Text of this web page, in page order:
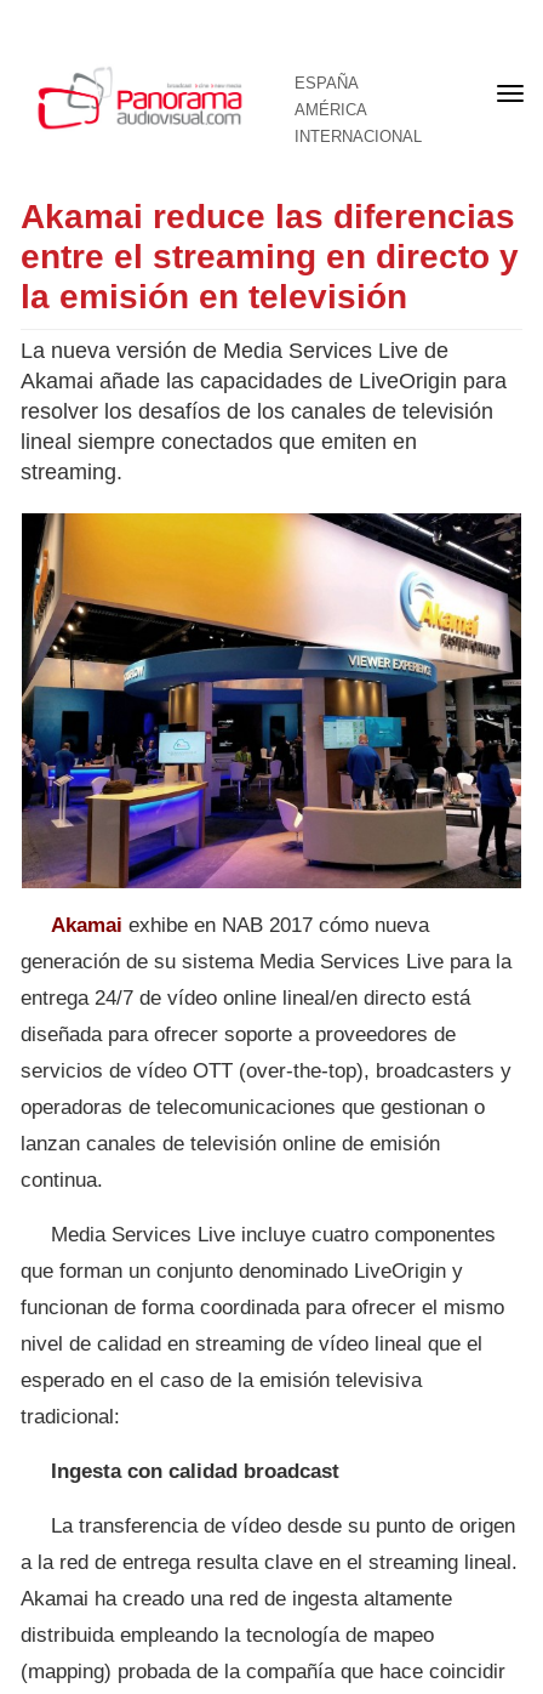
ESPAÑA
AMÉRICA
INTERNACIONAL
Akamai reduce las diferencias
entre el streaming en directo y
la emisión en televisión
La nueva versión de Media Services Live de
Akamai añade las capacidades de LiveOrigin para
resolver los desafíos de los canales de televisión
lineal siempre conectados que emiten en
streaming.
Akamai exhibe en NAB 2017 cómo nueva
generación de su sistema Media Services Live para la
entrega 24/7 de vídeo online lineal/en directo está
diseñada para ofrecer soporte a proveedores de
servicios de vídeo OTT (over-the-top), broadcasters y
operadoras de telecomunicaciones que gestionan o
lanzan canales de televisión online de emisión
continua.
Media Services Live incluye cuatro componentes
que forman un conjunto denominado LiveOrigin y
funcionan de forma coordinada para ofrecer el mismo
nivel de calidad en streaming de vídeo lineal que el
esperado en el caso de la emisión televisiva
tradicional:
Ingesta con calidad broadcast
La transferencia de vídeo desde su punto de origen
a la red de entrega resulta clave en el streaming lineal.
Akamai ha creado una red de ingesta altamente
distribuida empleando la tecnología de mapeo
(mapping) probada de la compañía que hace coincidir